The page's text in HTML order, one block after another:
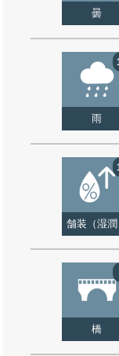
曇
雨
舗装（湿潤
橋